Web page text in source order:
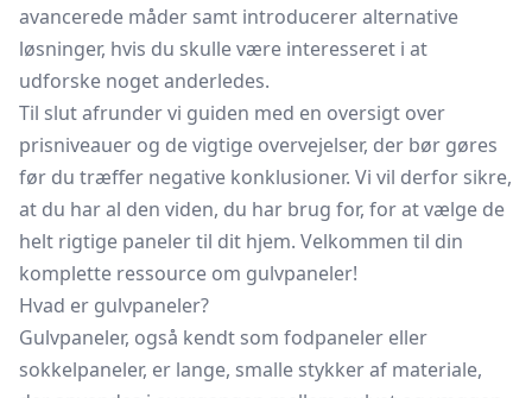
avancerede måder samt introducerer alternative
løsninger, hvis du skulle være interesseret i at
udforske noget anderledes.
Til slut afrunder vi guiden med en oversigt over
prisniveauer og de vigtige overvejelser, der bør gøres
før du træffer negative konklusioner. Vi vil derfor sikre,
at du har al den viden, du har brug for, for at vælge de
helt rigtige paneler til dit hjem. Velkommen til din
komplette ressource om gulvpaneler!
Hvad er gulvpaneler?
Gulvpaneler, også kendt som fodpaneler eller
sokkelpaneler, er lange, smalle stykker af materiale,